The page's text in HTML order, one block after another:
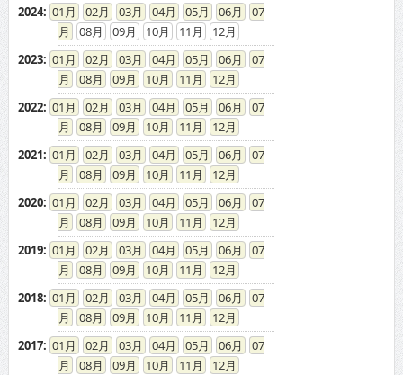
2024: 01 02 03 04 05 06
07
08
09 10 11
12
2023: 01 02 03 04 05 06
07
08
09 10 11
12
2022: 01 02 03 04 05 06
07
08
09 10 11
12
2021: 01 02 03 04 05 06
07
08
09 10 11
12
2020: 01 02 03 04 05 06
07
08
09 10 11
12
2019: 01 02 03 04 05 06
07
08
09 10 11
12
2018: 01 02 03 04 05 06
07
08
09 10 11
12
2017: 01 02 03 04 05 06
07
08
09 10 11
12